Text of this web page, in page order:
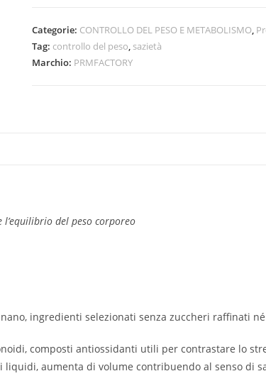
Categorie: CONTROLLO DEL PESO E METABOLISMO,
Tag: controllo del peso, sazietà
Marchio: PRMFACTORY
del peso corporeo
ingredienti selezionati senza zuccheri raffinati
composti antiossidanti utili per contrastare lo
aumenta di volume contribuendo al senso di